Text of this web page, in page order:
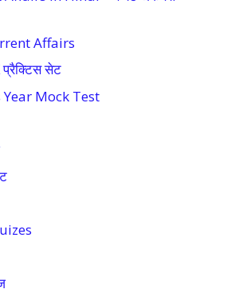
Affairs
सेट
Year Mock Test